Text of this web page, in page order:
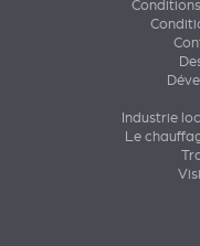
Industrie
Le